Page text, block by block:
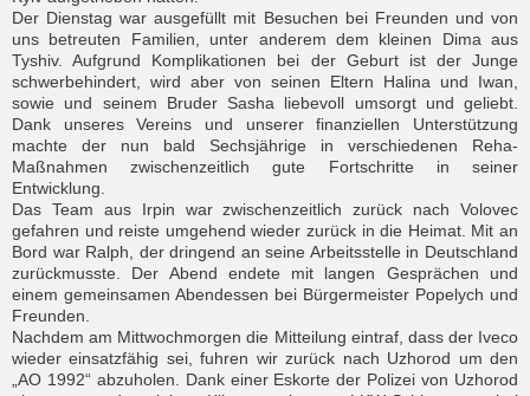
Der Dienstag war ausgefüllt mit Besuchen bei Freunden und von
uns betreuten Familien, unter anderem dem kleinen Dima aus
Tyshiv. Aufgrund Komplikationen bei der Geburt ist der Junge
schwerbehindert, wird aber von seinen Eltern Halina und Iwan,
sowie und seinem Bruder Sasha liebevoll umsorgt und geliebt.
Dank unseres Vereins und unserer finanziellen Unterstützung
machte der nun bald Sechsjährige in verschiedenen Reha-
Maßnahmen zwischenzeitlich gute Fortschritte in seiner
Entwicklung.
Das Team aus Irpin war zwischenzeitlich zurück nach Volovec
gefahren und reiste umgehend wieder zurück in die Heimat. Mit an
Bord war Ralph, der dringend an seine Arbeitsstelle in Deutschland
zurückmusste. Der Abend endete mit langen Gesprächen und
einem gemeinsamen Abendessen bei Bürgermeister Popelych und
Freunden.
Nachdem am Mittwochmorgen die Mitteilung eintraf, dass der Iveco
wieder einsatzfähig sei, fuhren wir zurück nach Uzhorod um den
„AO 1992“ abzuholen. Dank einer Eskorte der Polizei von Uzhorod